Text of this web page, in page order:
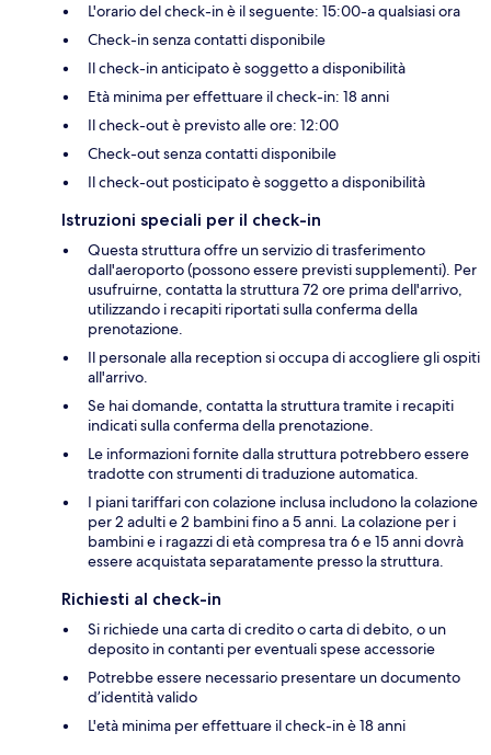
L'orario del check-in è il seguente: 15:00-a qualsiasi ora
Check-in senza contatti disponibile
Il check-in anticipato è soggetto a disponibilità
Età minima per effettuare il check-in: 18 anni
Il check-out è previsto alle ore: 12:00
Check-out senza contatti disponibile
Il check-out posticipato è soggetto a disponibilità
Istruzioni speciali per il check-in
Questa struttura offre un servizio di trasferimento
dall'aeroporto (possono essere previsti supplementi). Per
usufruirne, contatta la struttura 72 ore prima dell'arrivo,
utilizzando i recapiti riportati sulla conferma della
prenotazione.
Il personale alla reception si occupa di accogliere gli ospiti
all'arrivo.
Se hai domande, contatta la struttura tramite i recapiti
indicati sulla conferma della prenotazione.
Le informazioni fornite dalla struttura potrebbero essere
tradotte con strumenti di traduzione automatica.
I piani tariffari con colazione inclusa includono la colazione
per 2 adulti e 2 bambini fino a 5 anni. La colazione per i
bambini e i ragazzi di età compresa tra 6 e 15 anni dovrà
essere acquistata separatamente presso la struttura.
Richiesti al check-in
Si richiede una carta di credito o carta di debito, o un
deposito in contanti per eventuali spese accessorie
Potrebbe essere necessario presentare un documento
d’identità valido
L'età minima per effettuare il check-in è 18 anni